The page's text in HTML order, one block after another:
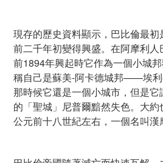
現存的歷史資料顯示，巴比倫最
前二千年初變得興盛。在阿摩利
前1894年興起時它作為一個小城
稱自己是蘇美-阿卡德城邦——埃
那時候它還是一個小城市，但是
的「聖城」尼普爾黯然失色。大
公元前十八世紀左右，一個名叫漢